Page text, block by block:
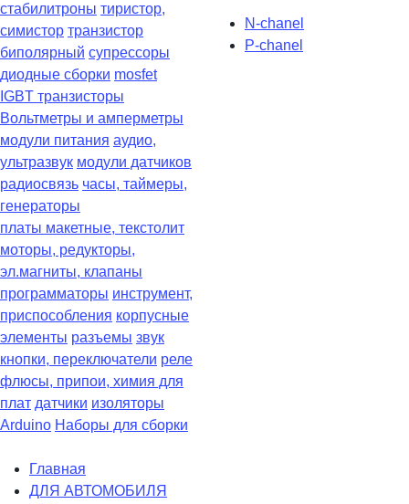
стабилитроны тиристор,
симистор транзистор
биполярный супрессоры
диодные сборки mosfet
IGBT транзисторы
N-chanel
P-chanel
Вольтметры и амперметры
модули питания аудио,
ультразвук модули датчиков
радиосвязь часы, таймеры,
генераторы
платы макетные, текстолит
моторы, редукторы,
эл.магниты, клапаны
программаторы инструмент,
приспособления корпусные
элементы разъемы звук
кнопки, переключатели реле
флюсы, припои, химия для
плат датчики изоляторы
Arduino Наборы для сборки
Главная
ДЛЯ АВТОМОБИЛЯ